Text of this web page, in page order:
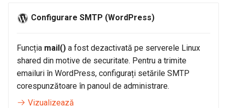
cPanel
Acces SSH Windows
Acces SSH Linux/MacOS
Configurare Shopify
email în cPanel
Adăugare redirecționări
conturi de emailuri în cPanel
Cum se schimbă parola
contului de email în cPanel
Configurare SMTP (WordPress)
Funcția mail() a fost dezactivată pe serverele Linux
shared din motive de securitate. Pentru a trimite
emailuri în WordPress, configurați setările SMTP
corespunzătoare în panoul de administrare.
Vizualizează